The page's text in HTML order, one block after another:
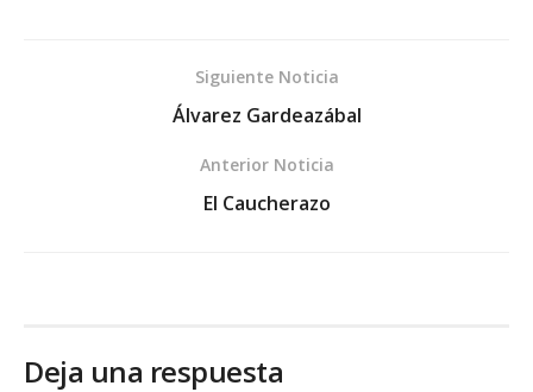
Siguiente Noticia
Álvarez Gardeazábal
Anterior Noticia
El Caucherazo
Deja una respuesta